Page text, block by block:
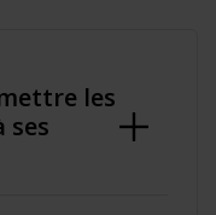
les
ses